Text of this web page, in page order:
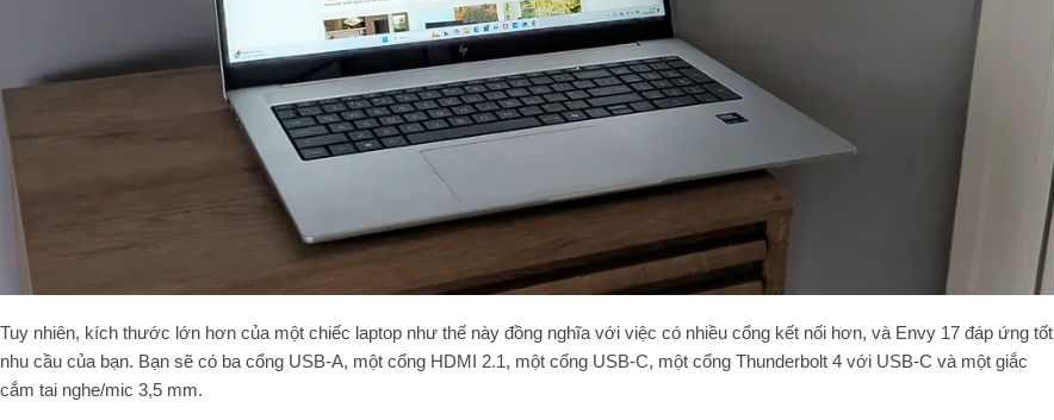
Tuy nhiên, kích thước lớn hơn của một chiếc laptop như thế này đồng nghĩa với việc có nhiều cổng kết nối hơn, và Envy 17 đáp ứng tốt
nhu cầu của bạn. Bạn sẽ có ba cổng USB-A, một cổng HDMI 2.1, một cổng USB-C, một cổng Thunderbolt 4 với USB-C và một giắc
cắm tai nghe/mic 3,5 mm.